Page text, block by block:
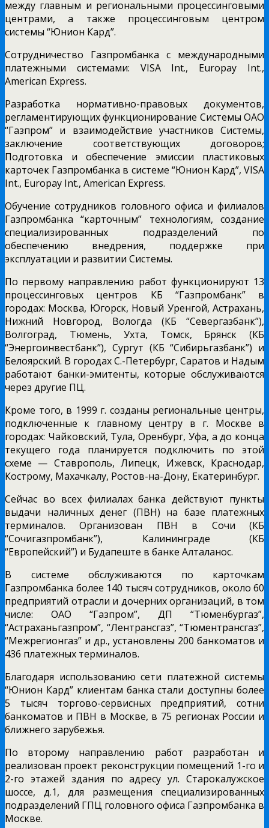
между главным и региональными процессинговыми
центрами, а также процессинговым центром
системы “Юнион Кард”.
Сотрудничество Газпромбанка с международными
платежными системами: VISA Int., Europay Int.,
American Express.
Разработка нормативно-правовых документов,
регламентирующих функционирование Системы ОАО
“Газпром” и взаимодействие участников Системы,
заключение соответствующих договоров;
Подготовка и обеспечение эмиссии пластиковых
карточек Газпромбанка в системе “Юнион Кард”, VISA
Int., Europay Int., American Express.
Обучение сотрудников головного офиса и филиалов
Газпромбанка “карточным” технологиям, создание
специализированных подразделений по
обеспечению внедрения, поддержке при
эксплуатации и развитии Системы.
По первому направлению работ функционируют 13
процессинговых центров КБ “Газпромбанк” в
городах: Москва, Югорск, Новый Уренгой, Астрахань,
Нижний Новгород, Вологда (КБ “Севергазбанк”),
Волгоград, Тюмень, Ухта, Томск, Брянск (КБ
“Энергоинвестбанк”), Сургут (КБ “Сибирьгазбанк”) и
Белоярский. В городах С.-Петербург, Саратов и Надым
работают банки-эмитенты, которые обслуживаются
через другие ПЦ.
Кроме того, в 1999 г. созданы региональные центры,
подключенные к главному центру в г. Москве в
городах: Чайковский, Тула, Оренбург, Уфа, а до конца
текущего года планируется подключить по этой
схеме — Ставрополь, Липецк, Ижевск, Краснодар,
Кострому, Махачкалу, Ростов-на-Дону, Екатеринбург.
Сейчас во всех филиалах банка действуют пункты
выдачи наличных денег (ПВН) на базе платежных
терминалов. Организован ПВН в Сочи (КБ
“Сочигазпромбанк”), Калининграде (КБ
“Европейский”) и Будапеште в банке Алталанос.
В системе обслуживаются по карточкам
Газпромбанка более 140 тысяч сотрудников, около 60
предприятий отрасли и дочерних организаций, в том
числе: ОАО “Газпром”, ДП “Тюменбургаз”,
“Астраханьгазпром”, “Лентрансгаз”, “Тюментрансгаз”,
“Межрегионгаз” и др., установлены 200 банкоматов и
436 платежных терминалов.
Благодаря использованию сети платежной системы
“Юнион Кард” клиентам банка стали доступны более
5 тысяч торгово-сервисных предприятий, сотни
банкоматов и ПВН в Москве, в 75 регионах России и
ближнего зарубежья.
По второму направлению работ разработан и
реализован проект реконструкции помещений 1-го и
2-го этажей здания по адресу ул. Старокалужское
шоссе, д.1, для размещения специализированных
подразделений ГПЦ головного офиса Газпромбанка в
Москве.